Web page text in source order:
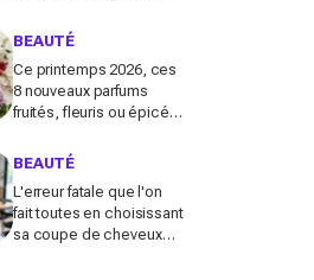
pour éviter les dégâts du
BEAUTÉ
Ce printemps 2026, ces
8 nouveaux parfums
fruités, fleuris ou épicés
Guerlain vont booster
BEAUTÉ
L'erreur fatale que l'on
fait toutes en choisissant
sa coupe de cheveux